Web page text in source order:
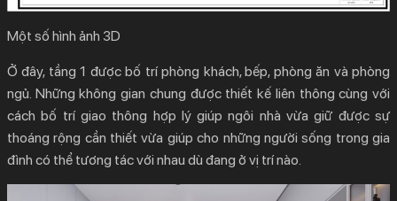
Một số hình ảnh 3D
Ở đây, tầng 1 được bố trí phòng khách, bếp, phòng ăn và phòng
ngủ. Những không gian chung được thiết kế liên thông cùng với
cách bố trí giao thông hợp lý giúp ngôi nhà vừa giữ được sự
thoáng rộng cần thiết vừa giúp cho những người sống trong gia
đình có thể tương tác với nhau dù đang ở vị trí nào.